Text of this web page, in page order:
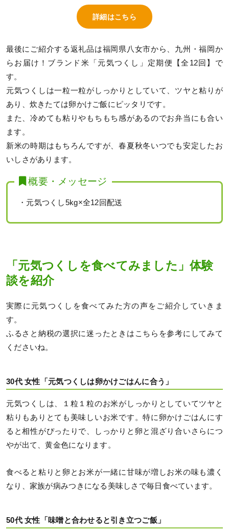
詳細はこちら
最後にご紹介する返礼品は福岡県八女市から、九州・福岡か
らお届け！ブランド米「元気つくし」定期便【全12回】で
す。
元気つくしは一粒一粒がしっかりとしていて、ツヤと粘りが
あり、炊きたては卵かけご飯にピッタリです。
また、冷めても粘りやもちもち感があるのでお弁当にも合い
ます。
新米の時期はもちろんですが、春夏秋冬いつでも安定したお
いしさがあります。
概要・メッセージ
・元気つくし5kg×全12回配送
「元気つくしを食べてみました」体験
談を紹介
実際に元気つくしを食べてみた方の声をご紹介していきま
す。
ふるさと納税の選択に迷ったときはこちらを参考にしてみて
くださいね。
30代 女性「元気つくしは卵かけごはんに合う」
元気つくしは、１粒１粒のお米がしっかりとしていてツヤと
粘りもありとても美味しいお米です。特に卵かけごはんにす
ると相性がぴったりで、しっかりと卵と混ざり合いさらにつ
やが出て、黄金色になります。
食べると粘りと卵とお米が一緒に甘味が増しお米の味も濃く
なり、家族が病みつきになる美味しさで毎日食べています。
50代 女性「味噌と合わせると引き立つご飯」